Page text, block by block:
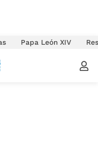
Papa León XIV